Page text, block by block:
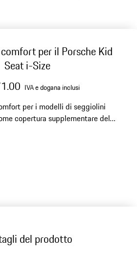
per il Porsche Kid
Seat i-Size
IVA e dogana inclusi
per i modelli di seggiolini
copertura supplementare del
del prodotto